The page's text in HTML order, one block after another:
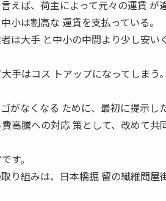
ば、荷主によって元々の運賃 が
小は割高な 運賃を支払っている。
は大手 と中小の中間より少し安い
手はコス トアップになってしまう。
がなくなる ために、最初に提示し
騰への対応 策として、改めて共
す。
り組みは、日本橋掘 留の繊維問屋